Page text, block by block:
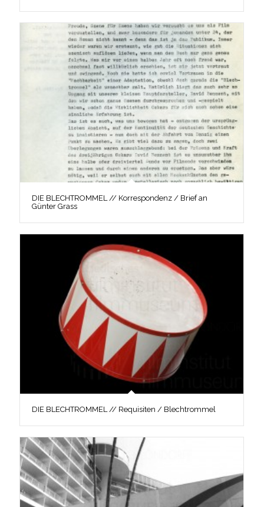
DIE BLECHTROMMEL // Korrespondenz / Brief an
Günter Grass
DIE BLECHTROMMEL // Requisiten / Blechtrommel